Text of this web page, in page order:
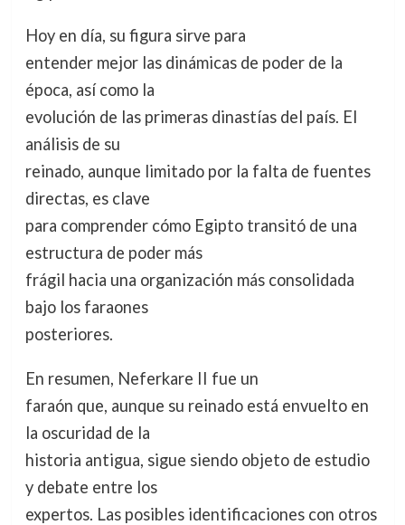
Hoy en día, su figura sirve para
entender mejor las dinámicas de poder de la
época, así como la
evolución de las primeras dinastías del país. El
análisis de su
reinado, aunque limitado por la falta de fuentes
directas, es clave
para comprender cómo Egipto transitó de una
estructura de poder más
frágil hacia una organización más consolidada
bajo los faraones
posteriores.
En resumen, Neferkare II fue un
faraón que, aunque su reinado está envuelto en
la oscuridad de la
historia antigua, sigue siendo objeto de estudio
y debate entre los
expertos. Las posibles identificaciones con otros